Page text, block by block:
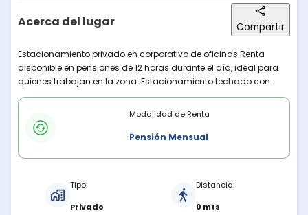
Acerca del lugar Compartir
Descripción del lugar
Estacionamiento privado en corporativo de oficinas Renta
disponible en pensiones de 12 horas durante el día, ideal para
quienes trabajan en la zona. Estacionamiento techado con
seguridad. Es independiente, por lo que puedes llevarte la llave.
Cuenta con baños básicos.
Modalidades de rentaModalidad de Renta
Pensión Mensual
Tipo:
Privado
Distancia:
0 mts